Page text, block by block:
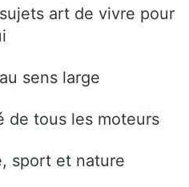
art de vivre pour
sens large
de tous les moteurs
sport et nature